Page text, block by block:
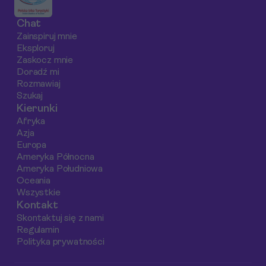
relaks ze
zwiedzaniem w
idealnym tempie.
Chat
Zainspiruj mnie
Eksploruj
Zaskocz mnie
Doradź mi
Rozmawiaj
Szukaj
Kierunki
Afryka
Azja
Europa
Ameryka Północna
Ameryka Południowa
Oceania
Wszystkie
Kontakt
Skontaktuj się z nami
Regulamin
Polityka prywatności